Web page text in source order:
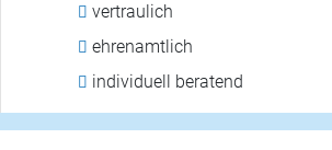
vertraulich
ehrenamtlich
individuell beratend